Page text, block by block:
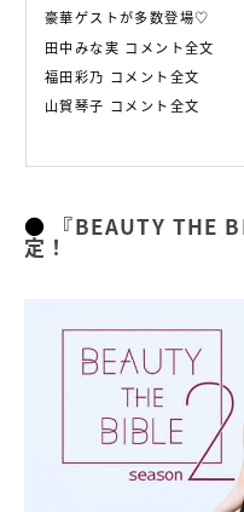
豪華ゲストが多数登場♡
田中みな実 コメント全文
福田彩乃 コメント全文
山賀琴子 コメント全文
『BEAUTY THE
定！